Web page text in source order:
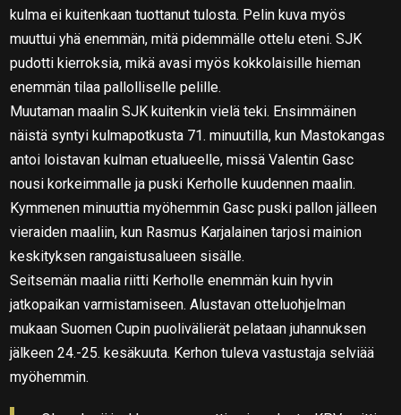
kulma ei kuitenkaan tuottanut tulosta. Pelin kuva myös
muuttui yhä enemmän, mitä pidemmälle ottelu eteni. SJK
pudotti kierroksia, mikä avasi myös kokkolaisille hieman
enemmän tilaa pallolliselle pelille.
Muutaman maalin SJK kuitenkin vielä teki. Ensimmäinen
näistä syntyi kulmapotkusta 71. minuutilla, kun Mastokangas
antoi loistavan kulman etualueelle, missä Valentin Gasc
nousi korkeimmalle ja puski Kerholle kuudennen maalin.
Kymmenen minuuttia myöhemmin Gasc puski pallon jälleen
vieraiden maaliin, kun Rasmus Karjalainen tarjosi mainion
keskityksen rangaistusalueen sisälle.
Seitsemän maalia riitti Kerholle enemmän kuin hyvin
jatkopaikan varmistamiseen. Alustavan otteluohjelman
mukaan Suomen Cupin puolivälierät pelataan juhannuksen
jälkeen 24.-25. kesäkuuta. Kerhon tuleva vastustaja selviää
myöhemmin.